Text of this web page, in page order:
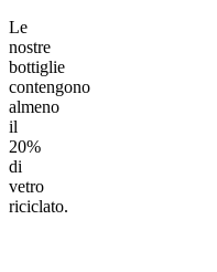
Le
nostre
bottiglie
contengono
almeno
il
20%
di
vetro
riciclato.